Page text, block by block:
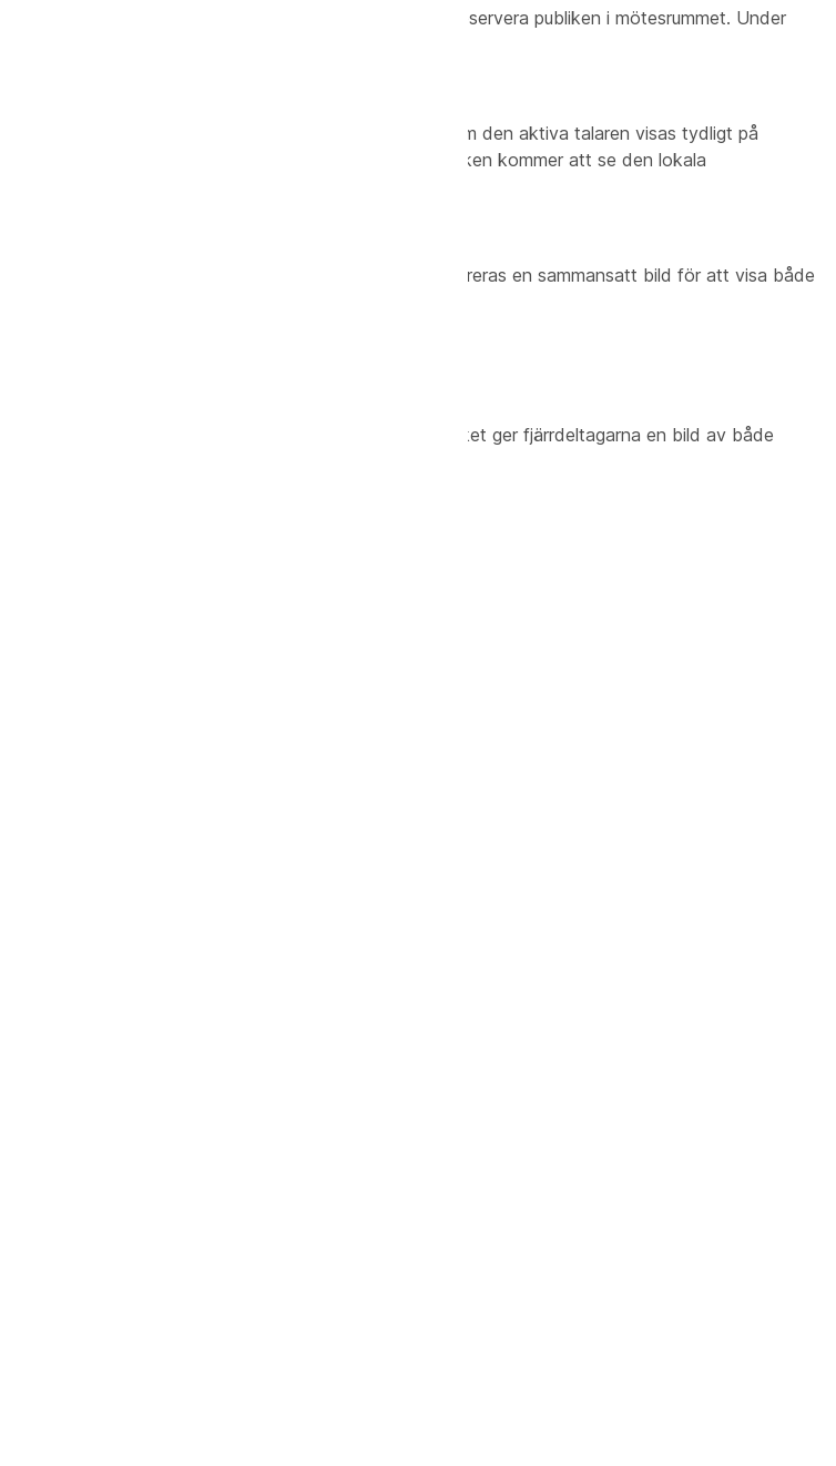
Ur fjärrpublikens perspektiv kommer de enbart att observera publiken i mötesrummet. Under
om innehållet delas eller inte.
på scenen - en fysiskt på scenen och den andra som den aktiva talaren visas tydligt på
oavsett om innehållet delas eller inte. Fjärrpubliken kommer att se den lokala
presentatörsvyn, och när någon i publiken talar genereras en sammansatt bild för att visa både
med Auto för briefingrum och klassrum.
publikens kameraflöde med scenkameraflödet, vilket ger fjärrdeltagarna en bild av både